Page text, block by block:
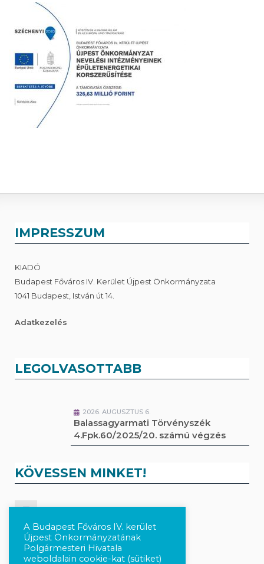
IMPRESSZUM
KIADÓ
Budapest Főváros IV. Kerület Újpest Önkormányzata
1041 Budapest, István út 14.
Adatkezelés
LEGOLVASOTTABB
2026. AUGUSZTUS 6.
Balassagyarmati Törvényszék
4.Fpk.60/2025/20. számú végzés
KÖVESSEN MINKET!
Követés Instagram-on
A Budapest Főváros IV. kerület
Újpest Önkormányzatának
Polgármesteri Hivatala
weboldalain cookie-kat (sütiket)